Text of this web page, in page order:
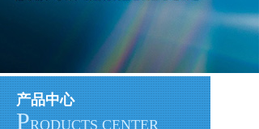
产品中心
PRODUCTS CENTER